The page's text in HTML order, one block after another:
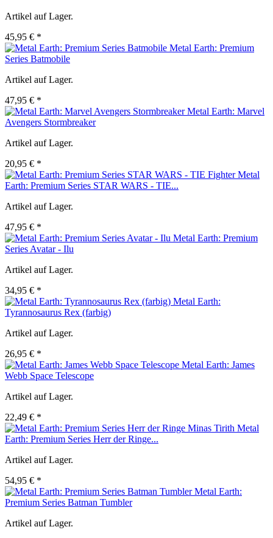
Artikel auf Lager.
45,95 € *
Metal Earth: Premium
Series Batmobile
Artikel auf Lager.
47,95 € *
Metal Earth: Marvel
Avengers Stormbreaker
Artikel auf Lager.
20,95 € *
Metal
Earth: Premium Series STAR WARS - TIE...
Artikel auf Lager.
47,95 € *
Metal Earth: Premium
Series Avatar - Ilu
Artikel auf Lager.
34,95 € *
Metal Earth:
Tyrannosaurus Rex (farbig)
Artikel auf Lager.
26,95 € *
Metal Earth: James
Webb Space Telescope
Artikel auf Lager.
22,49 € *
Metal
Earth: Premium Series Herr der Ringe...
Artikel auf Lager.
54,95 € *
Metal Earth:
Premium Series Batman Tumbler
Artikel auf Lager.